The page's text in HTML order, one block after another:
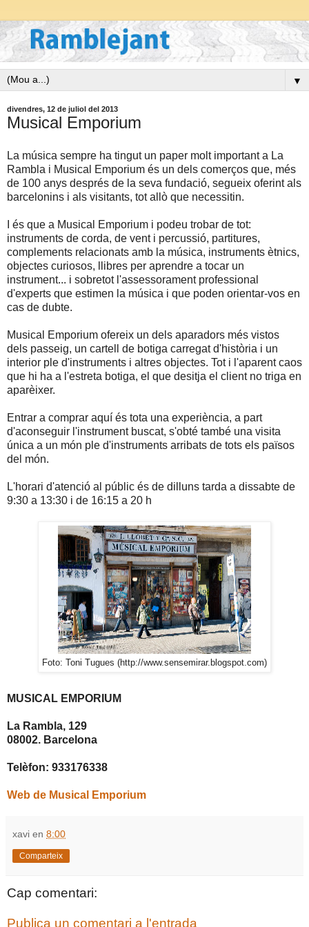
▼
divendres, 12 de juliol del 2013
Musical Emporium
La música sempre ha tingut un paper molt important a La
Rambla i Musical Emporium és un dels comerços que, més
de 100 anys després de la seva fundació, segueix oferint als
barcelonins i als visitants, tot allò que necessitin.
I és que a Musical Emporium i podeu trobar de tot:
instruments de corda, de vent i percussió, partitures,
complements relacionats amb la música, instruments ètnics,
objectes curiosos, llibres per aprendre a tocar un
instrument... i sobretot l'assessorament professional
d'experts que estimen la música i que poden orientar-vos en
cas de dubte.
Musical Emporium ofereix un dels aparadors més vistos
dels passeig, un cartell de botiga carregat d'història i un
interior ple d'instruments i altres objectes. Tot i l'aparent caos
que hi ha a l'estreta botiga, el que desitja el client no triga en
aparèixer.
Entrar a comprar aquí és tota una experiència, a part
d'aconseguir l'instrument buscat, s'obté també una visita
única a un món ple d'instruments arribats de tots els països
del món.
L'horari d'atenció al públic és de dilluns tarda a dissabte de
9:30 a 13:30 i de 16:15 a 20 h
Foto: Toni Tugues (http://www.sensemirar.blogspot.com)
MUSICAL EMPORIUM
La Rambla, 129
08002. Barcelona
Telèfon: 933176338
Web de Musical Emporium
xavi en 8:00
Comparteix
Cap comentari:
Publica un comentari a l'entrada